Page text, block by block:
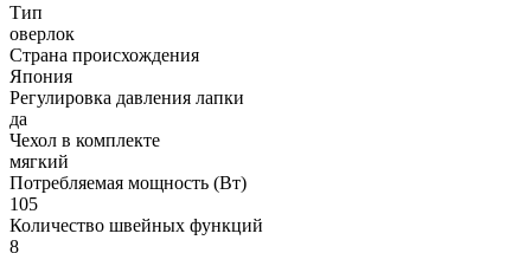
Тип
оверлок
Страна происхождения
Япония
Регулировка давления лапки
да
Чехол в комплекте
мягкий
Потребляемая мощность (Вт)
105
Количество швейных функций
8